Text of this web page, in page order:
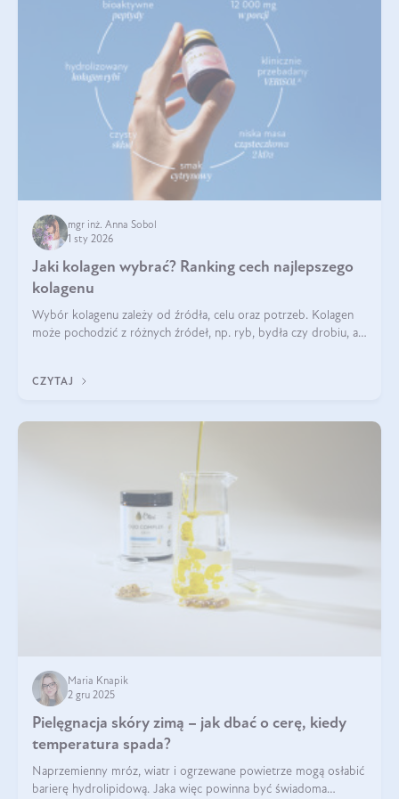
mgr inż. Anna Sobol
1 sty 2026
Jaki kolagen wybrać? Ranking cech najlepszego
kolagenu
Wybór kolagenu zależy od źródła, celu oraz potrzeb. Kolagen
może pochodzić z różnych źródeł, np. ryb, bydła czy drobiu, a
bydlęcy.
CZYTAJ
Maria Knapik
2 gru 2025
Pielęgnacja skóry zimą – jak dbać o cerę, kiedy
temperatura spada?
Naprzemienny mróz, wiatr i ogrzewane powietrze mogą osłabić
barierę hydrolipidową. Jaka więc powinna być świadoma